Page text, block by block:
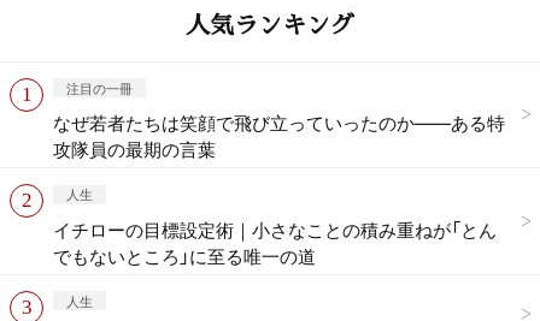
人気ランキング
注目の一冊
なぜ若者たちは笑顔で飛び立っていったのか——ある特
攻隊員の最期の言葉
人生
イチローの目標設定術｜小さなことの積み重ねが「とん
でもないところ」に至る唯一の道
人生